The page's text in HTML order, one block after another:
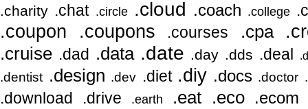
.charity .chat .circle .cloud .coach .college
.coupon .coupons .courses .cpa
.cruise .dad .data .date .day .dds .deal
.dentist .design .dev .diet .diy .docs .doctor
.download .drive .earth .eat .eco .ecom